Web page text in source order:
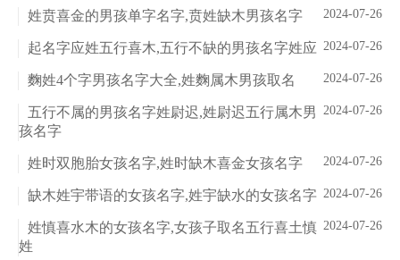
2024-07-26
姓贲喜金的男孩单字名字,贲姓缺木男孩名字
2024-07-26
起名字应姓五行喜木,五行不缺的男孩名字姓应
2024-07-26
麴姓4个字男孩名字大全,姓麴属木男孩取名
2024-07-26
五行不属的男孩名字姓尉迟,姓尉迟五行属木男
孩名字
2024-07-26
姓时双胞胎女孩名字,姓时缺木喜金女孩名字
2024-07-26
缺木姓宇带语的女孩名字,姓宇缺水的女孩名字
2024-07-26
姓慎喜水木的女孩名字,女孩子取名五行喜土慎
姓